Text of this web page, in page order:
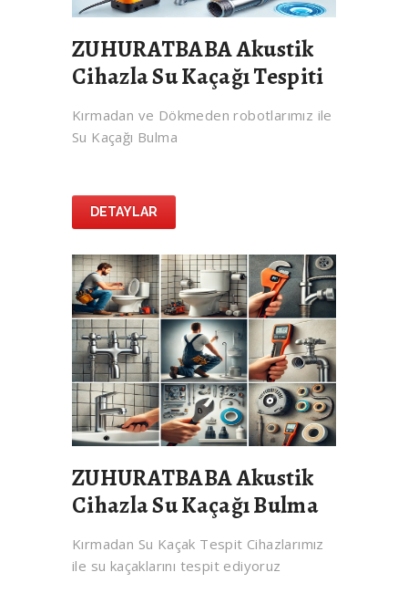
ZUHURATBABA Akustik
Cihazla Su Kaçağı Tespiti
Kırmadan ve Dökmeden robotlarımız ile
Su Kaçağı Bulma
DETAYLAR
ZUHURATBABA Akustik
Cihazla Su Kaçağı Bulma
Kırmadan Su Kaçak Tespit Cihazlarımız
ile su kaçaklarını tespit ediyoruz